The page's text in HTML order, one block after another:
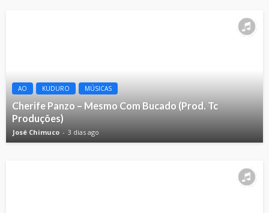
AO KUDURO MÚSICAS
Cherife Panzo – Mesmo Com Bucado (Prod. Tc
Produções)
José Chimuco 3 dias ago